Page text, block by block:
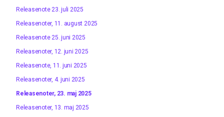
Releasenote 23. juli 2025
Releasenoter, 11. august 2025
Releasenote 25. juni 2025
Releasenoter, 12. juni 2025
Releasenote, 11. juni 2025
Releasenoter, 4. juni 2025
Releasenoter, 23. maj 2025
Releasenoter, 13. maj 2025